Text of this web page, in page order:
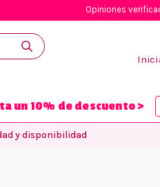
Opiniones
un 10% de descuento >
y disponibilidad